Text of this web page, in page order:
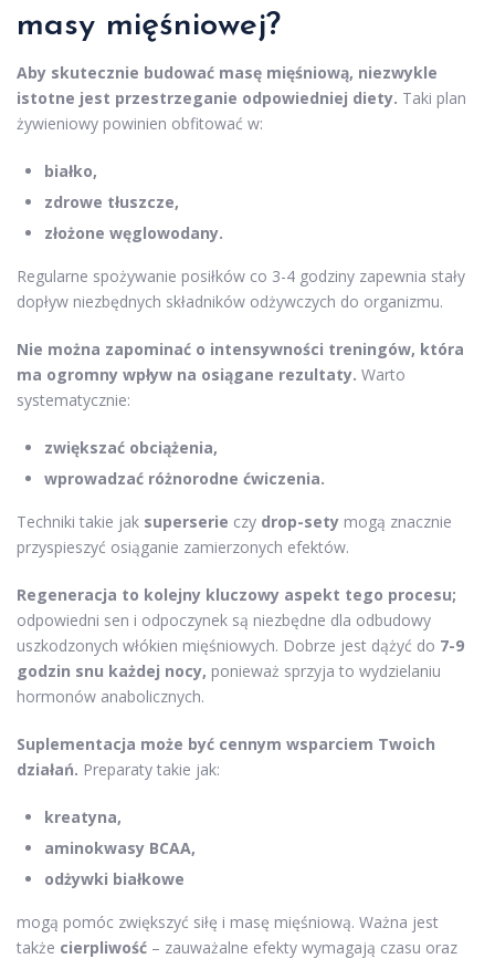
masy mięśniowej?
Aby skutecznie budować masę mięśniową, niezwykle
istotne jest przestrzeganie odpowiedniej diety. Taki plan
żywieniowy powinien obfitować w:
białko,
zdrowe tłuszcze,
złożone węglowodany.
Regularne spożywanie posiłków co 3-4 godziny zapewnia stały
dopływ niezbędnych składników odżywczych do organizmu.
Nie można zapominać o intensywności treningów, która
ma ogromny wpływ na osiągane rezultaty. Warto
systematycznie:
zwiększać obciążenia,
wprowadzać różnorodne ćwiczenia.
Techniki takie jak superserie czy drop-sety mogą znacznie
przyspieszyć osiąganie zamierzonych efektów.
Regeneracja to kolejny kluczowy aspekt tego procesu;
odpowiedni sen i odpoczynek są niezbędne dla odbudowy
uszkodzonych włókien mięśniowych. Dobrze jest dążyć do 7-9
godzin snu każdej nocy, ponieważ sprzyja to wydzielaniu
hormonów anabolicznych.
Suplementacja może być cennym wsparciem Twoich
działań. Preparaty takie jak:
kreatyna,
aminokwasy BCAA,
odżywki białkowe
mogą pomóc zwiększyć siłę i masę mięśniową. Ważna jest
także cierpliwość – zauważalne efekty wymagają czasu oraz